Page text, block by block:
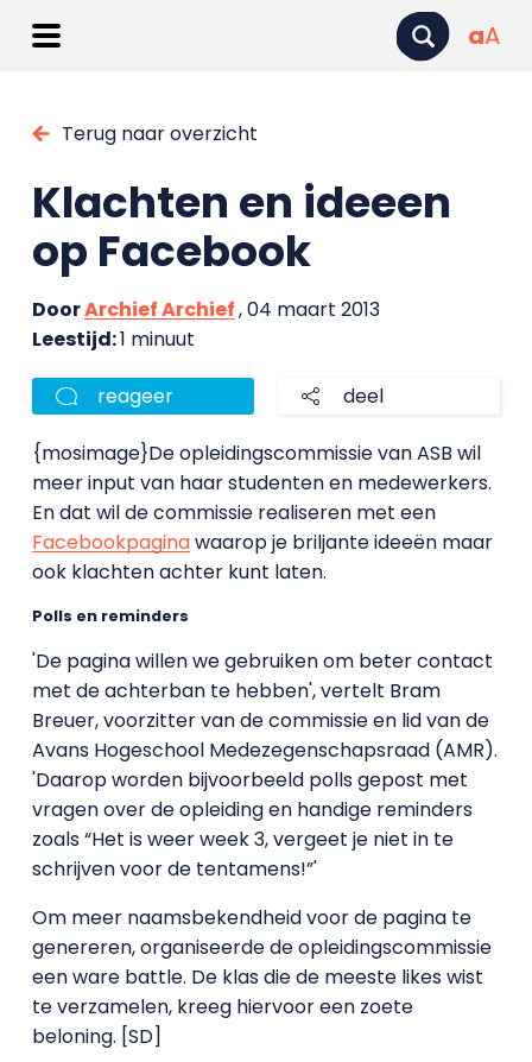
aA
Terug naar overzicht
Klachten en ideeen
op Facebook
DoorArchief Archief, 04 maart 2013
Leestijd:1 minuut
reageer deel
{mosimage}De opleidingscommissie van ASB wil
meer input van haar studenten en medewerkers.
En dat wil de commissie realiseren met een
Facebookpaginawaarop je briljante ideeën maar
ook klachten achter kunt laten.
Polls en reminders
'De pagina willen we gebruiken om beter contact
met de achterban te hebben', vertelt Bram
Breuer, voorzitter van de commissie en lid van de
Avans Hogeschool Medezegenschapsraad (AMR).
'Daarop worden bijvoorbeeld polls gepost met
vragen over de opleiding en handige reminders
zoals “Het is weer week 3, vergeet je niet in te
schrijven voor de tentamens!”'
Om meer naamsbekendheid voor de pagina te
genereren, organiseerde de opleidingscommissie
een ware battle. De klas die de meeste likes wist
te verzamelen, kreeg hiervoor een zoete
beloning. [SD]